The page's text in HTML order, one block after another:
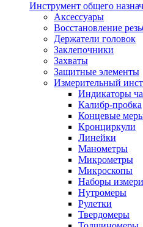
Инструмент общего
Аксессуары
Восстановление
Держатели головок
Заклепочники
Захваты
Защитные элементы
Измерительный
Индикаторы
Калибр-пробка
Концевые
Кронциркули
Линейки
Манометры
Микрометры
Микроскопы
Наборы
Нутромеры
Рулетки
Твердомеры